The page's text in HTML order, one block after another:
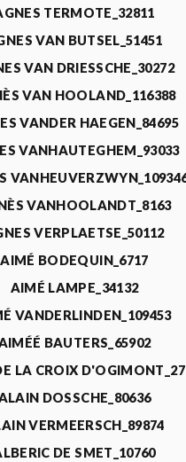
TERMOTE_32811
VAN BUTSEL_51451
VAN DRIESSCHE_30272
VAN HOOLAND_116388
VANDER HAEGEN_84695
VANHAUTEGHEM_93033
VANHOOLANDT_8163
VERPLAETSE_50112
AIMÉ BODEQUIN_6717
AIMÉ LAMPE_34132
VANDERLINDEN_109453
BAUTERS_65902
LA CROIX
DOSSCHE_80636
VERMEERSCH_89874
DE SMET_10760